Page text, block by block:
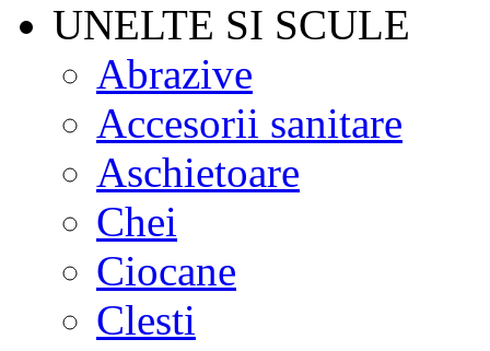
UNELTE SI SCULE
Abrazive
Accesorii sanitare
Aschietoare
Chei
Ciocane
Clesti